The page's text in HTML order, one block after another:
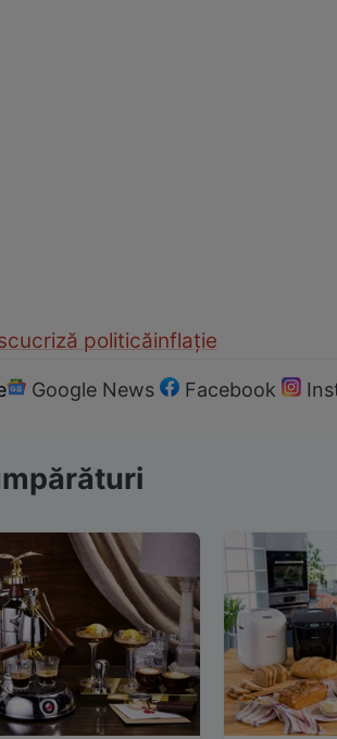
criză politicăinflație
Google News Facebook